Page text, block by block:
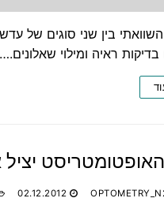
בדיקות ראיה ומילוי שאלונים.…
02.12.2012